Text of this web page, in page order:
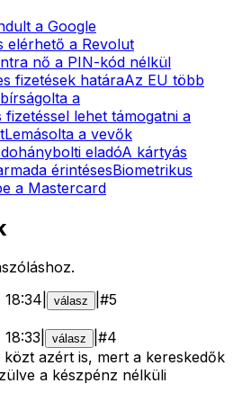
a Google
elérhető a Revolut
nő a PIN-kód nélkül
fizetések határaAz EU több
a
fizetéssel lehet támogatni a
Lemásolta a vevők
eladóA kártyás
érintésesBiometrikus
a Mastercard
18:34 válasz #5
18:33 válasz #4
azért is, mert a kereskedők
a készpénz nélküli